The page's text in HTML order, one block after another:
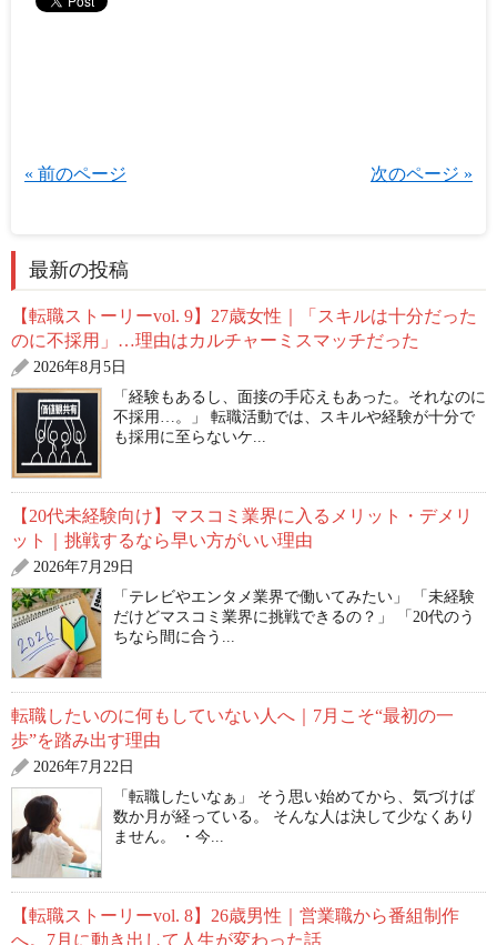
« 前のページ 次のページ »
最新の投稿
【転職ストーリーvol. 9】27歳女性｜「スキルは十分だった
のに不採用」…理由はカルチャーミスマッチだった
2026年8月5日
「経験もあるし、面接の手応えもあった。それなのに
不採用…。」 転職活動では、スキルや経験が十分で
も採用に至らないケ...
【20代未経験向け】マスコミ業界に入るメリット・デメリ
ット｜挑戦するなら早い方がいい理由
2026年7月29日
「テレビやエンタメ業界で働いてみたい」 「未経験
だけどマスコミ業界に挑戦できるの？」 「20代のう
ちなら間に合う...
転職したいのに何もしていない人へ｜7月こそ“最初の一
歩”を踏み出す理由
2026年7月22日
「転職したいなぁ」 そう思い始めてから、気づけば
数か月が経っている。 そんな人は決して少なくあり
ません。 ・今...
【転職ストーリーvol. 8】26歳男性｜営業職から番組制作
へ。7月に動き出して人生が変わった話